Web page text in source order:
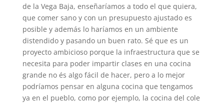
de la Vega Baja, enseñaríamos a todo el que quiera,
que comer sano y con un presupuesto ajustado es
posible y además lo haríamos en un ambiente
distendido y pasando un buen rato. Sé que es un
proyecto ambicioso porque la infraestructura que se
necesita para poder impartir clases en una cocina
grande no és algo fácil de hacer, pero a lo mejor
podríamos pensar en alguna cocina que tengamos
ya en el pueblo, como por ejemplo, la cocina del cole